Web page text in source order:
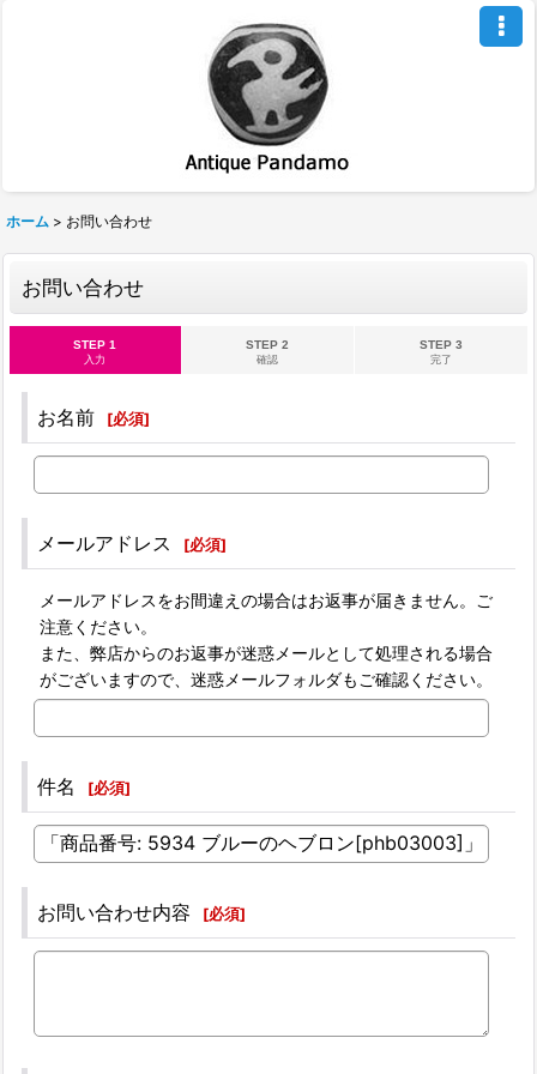
ホーム > お問い合わせ
お問い合わせ
STEP 1
入力
STEP 2
確認
STEP 3
完了
お名前 [必須]
メールアドレス [必須]
メールアドレスをお間違えの場合はお返事が届きません。ご
注意ください。
また、弊店からのお返事が迷惑メールとして処理される場合
がございますので、迷惑メールフォルダもご確認ください。
件名 [必須]
お問い合わせ内容 [必須]